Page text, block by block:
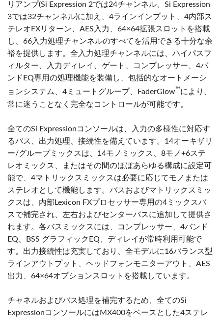
リアンプ(Si Expression 2では24チャンネル、Si Expression
3では32チャンネル)に加え、4ラインインプット、4内部ス
テレオFXリターン、AES入力、64×64拡張スロットを搭載
し、66入力処理チャンネルのすべてを活用できる十分な余
裕を提供します。全入力処理チャンネルには、ハイパスフ
ィルター、入力ディレイ、ゲート、コンプレッサー、4バ
ンドEQ専用の処理機能を装備し、包括的なオートメーシ
ョンシステム、4ミュートグループ、FaderGlow™により、
常に迷うことなく完全なコントロールが可能です。
全てのSi Expressionコンソールは、入力の多様性に対応す
るバス、出力処理、接続性を備えています。14オーキザリ
ー/グループミックスは、14モノミックス、8モノ+6ステ
レオミックス、またはその間のほぼあらゆる構成に設定可
能で、4マトリックスミックスは必要に応じてモノまたは
ステレオとして機能します。バスおよびマトリックスミッ
クスは、内部Lexicon FXプロセッサー専用の4ミックスバ
スで補完され、左右およびセンターバスに追加して提供さ
れます。各バスミックスには、コンプレッサー、4バンド
EQ、BSS グラフィックEQ、ディレイが常時利用可能で
す。出力接続性は充実しており、全モデルに16バランス型
ラインアウトプット、ヘッドフォンモニターアウト、AES
出力、64×64オプションスロットを搭載しています。
チャネルおよびバス処理を補完するため、全てのSi
ExpressionコンソールにはMX400をベースとした4ステレ